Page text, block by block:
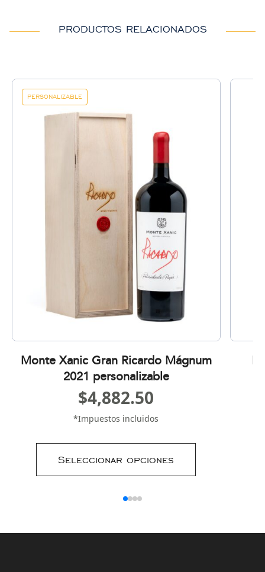
PRODUCTOS RELACIONADOS
Monte Xanic Gran Ricardo Mágnum
2021 personalizable
$4,882.50
*Impuestos incluidos
Seleccionar opciones